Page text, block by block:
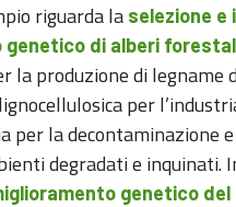
riguarda la selezione e
genetico di alberi
la produzione di legname
per
per la decontaminazione
degradati e inquinati.
genetico del